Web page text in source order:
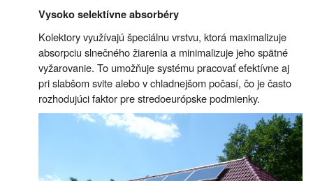
Vysoko selektívne absorbéry
Kolektory využívajú špeciálnu vrstvu, ktorá maximalizuje
absorpciu slnečného žiarenia a minimalizuje jeho spätné
vyžarovanie. To umožňuje systému pracovať efektívne aj
pri slabšom svite alebo v chladnejšom počasí, čo je často
rozhodujúci faktor pre stredoeurópske podmienky.